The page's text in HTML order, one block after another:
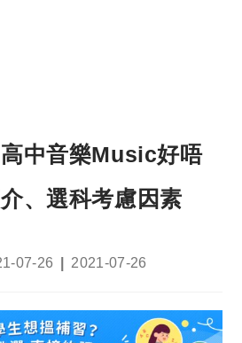
高中音樂Music好唔
、選科考慮因素
07-26
Post
2021-07-26